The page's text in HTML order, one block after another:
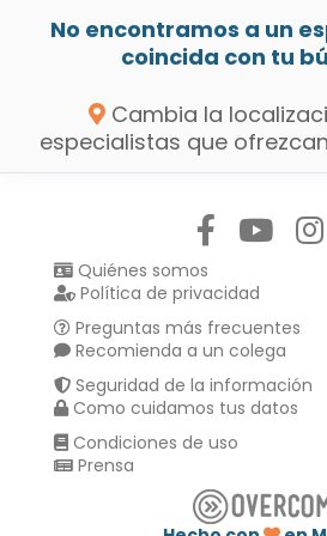
No encontramos a un
coincida con tu
Cambia la
especialistas que
Quiénes somos
Política de privacidad
Preguntas más frecuentes
Recomienda a un colega
Seguridad de la información
Como cuidamos tus datos
Condiciones de uso
Prensa